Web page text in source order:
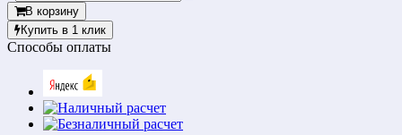
В корзину
Купить в 1 клик
Способы оплаты